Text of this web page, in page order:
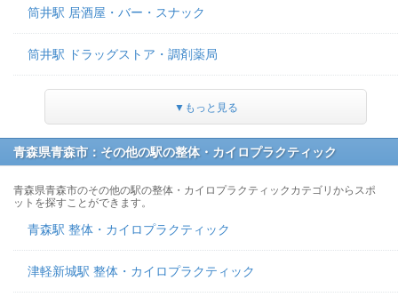
筒井駅 居酒屋・バー・スナック
筒井駅 ドラッグストア・調剤薬局
▼もっと見る
青森県青森市：その他の駅の整体・カイロプラクティック
青森県青森市のその他の駅の整体・カイロプラクティックカテゴリからスポ
ットを探すことができます。
青森駅 整体・カイロプラクティック
津軽新城駅 整体・カイロプラクティック